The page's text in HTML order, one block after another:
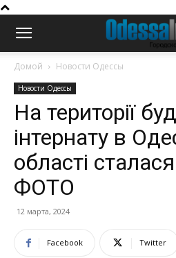
Домой Новости Одессы
Новости Одессы
На території
інтернату в
області
ФОТО
12 марта, 2024
Facebook Twitter